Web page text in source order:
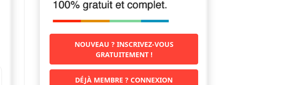
NOUVEAU ? INSCRIVEZ-VOUS
GRATUITEMENT !
DÉJÀ MEMBRE ? CONNEXION